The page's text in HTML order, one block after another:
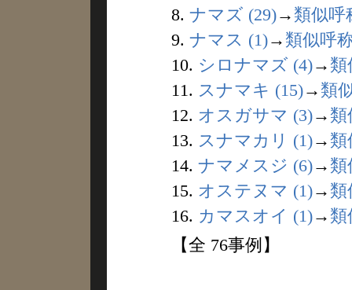
8. ナマズ (29)→ 類似呼
9. ナマス (1)→ 類似呼
10. シロナマズ (4)→ 類
11. スナマキ (15)→ 類
12. オスガサマ (3)→ 類
13. スナマカリ (1)→ 類
14. ナマメスジ (6)→ 類
15. オステヌマ (1)→ 類
16. カマスオイ (1)→ 類
【全 76事例】